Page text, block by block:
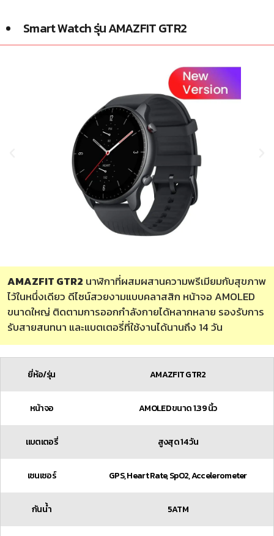
Smart Watch รุ่น AMAZFIT GTR2
AMAZFIT GTR2 นาฬิกาที่ผสมผสานความพรีเมียมกับสุขภาพ
ไว้ในหนึ่งเดียว ดีไซน์สวยงามแบบคลาสสิก หน้าจอ AMOLED
ขนาดใหญ่ ติดตามการออกกำลังกายได้หลากหลาย รองรับการ
รับสายสนทนา และแบตเตอรี่ที่ใช้งานได้นานถึง 14 วัน
ยี่ห้อ/รุ่น AMAZFIT GTR2
หน้าจอ AMOLED ขนาด 1.39 นิ้ว
แบตเตอรี่ สูงสุด 14 วัน
เซนเซอร์ GPS, Heart Rate, SpO2, Accelerometer
กันน้ำ 5ATM